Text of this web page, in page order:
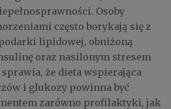
Osoby
często borykają się z
lipidowej, obniżoną
oraz nasilonym stresem
że dieta wspierająca
i glukozy powinna być
zarówno profilaktyki, jak